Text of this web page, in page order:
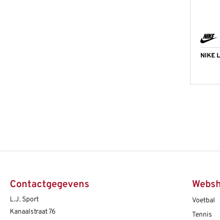
NIKE
Contactgegevens
L.J. Sport
Kanaalstraat 76
Voetbal
Tennis